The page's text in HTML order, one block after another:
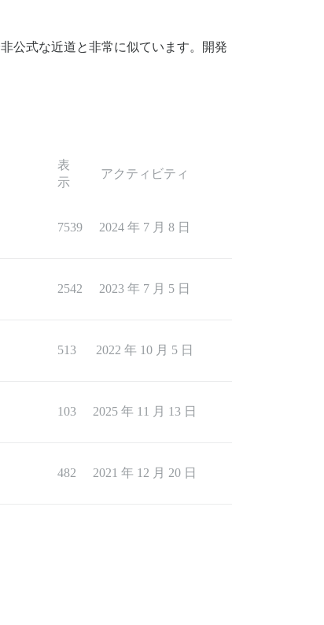
公式な近道と非常に似ています。開発
表
示
アクティビティ
7539 2024 年 7 月 8 日
2542 2023 年 7 月 5 日
513 2022 年 10 月 5 日
103 2025 年 11 月 13 日
482 2021 年 12 月 20 日